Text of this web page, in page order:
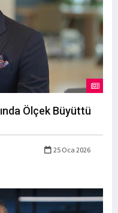
Ölçek Büyüttü
25 Oca 2026